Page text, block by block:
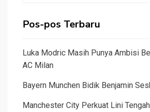
Pos-pos Terbaru
Luka Modric Masih Punya Ambisi
AC Milan
Bayern Munchen Bidik Benjamin
Manchester City Perkuat Lini